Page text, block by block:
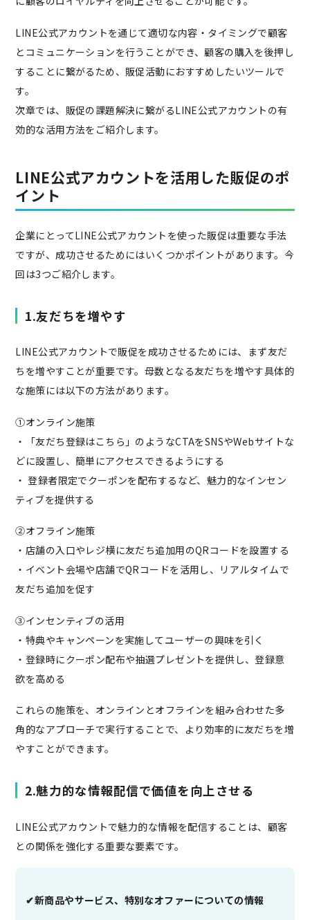
LINE公式アカウントを通じて適切な内容・タイミングで顧客
とコミュニケーションを行うことができ、顧客の購入を後押し
することに繋がるため、販促活動におすすめしたいツールで
す。
次章では、販促の課題解決に繋がるLINE公式アカウントの有
効的な活用方法をご紹介します。
LINE公式アカウントを活用した販促のポ
イント
企業にとってLINE公式アカウントを使った販促は重要な手法
ですが、成功させるためにはいくつかポイントがあります。今
回は3つご紹介します。
1.友だちを増やす
LINE公式アカウントで販促を成功させるためには、まず友だ
ちを増やすことが重要です。母数となる友だちを増やす具体的
な施策には以下の方法があります。
①オンライン施策
・「友だち登録はこちら」のようなCTAをSNSやWebサイトな
どに設置し、簡単にアクセスできるようにする
・ 登録者限定でクーポンを配布するなど、魅力的なインセン
ティブを提供する
②オフライン施策
・店舗の入口やレジ横に友だち追加用のQRコードを設置する
・イベント会場や店舗でQRコードを活用し、リアルタイムで
友だち追加を促す
③インセンティブの活用
・特典やキャンペーンを実施してユーザーの興味を引く
・登録時にクーポン配布や抽選プレゼントを提供し、登録意
欲を高める
これらの施策を、オンラインとオフラインを組み合わせた多
角的なアプローチで実行することで、より効率的に友だちを増
やすことができます。
2.魅力的な情報配信で価値を向上させる
LINE公式アカウントで魅力的な情報を配信することは、顧客
との関係を強化する重要な要素です。
✔︎新商品やサービス、特別なオファーについての情報